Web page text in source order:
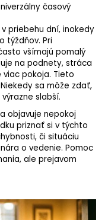
časový
priebehu dní, inokedy
týždňov. Pri
všímajú pomalý
na podnety, stráca
pokoja. Tieto
sa môže zdať,
slabší.
objavuje nepokoj
priznať si v týchto
či situáciu
o vedenie. Pomoc
ale prejavom